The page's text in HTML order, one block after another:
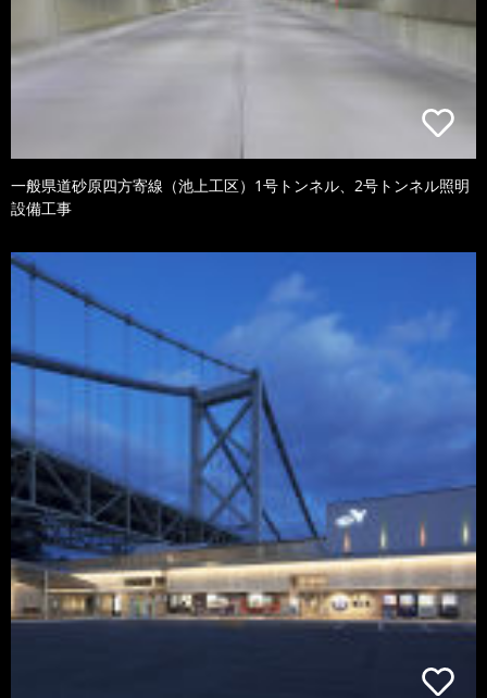
一般県道砂原四方寄線（池上工区）1号トンネル、2号トンネル照明
設備工事